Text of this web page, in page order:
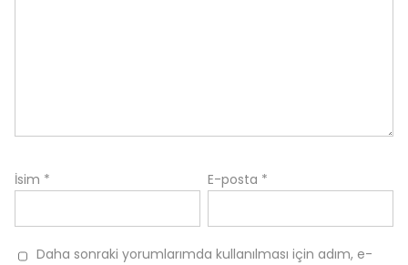
İsim * E-posta *
Daha sonraki yorumlarımda kullanılması için adım, e-